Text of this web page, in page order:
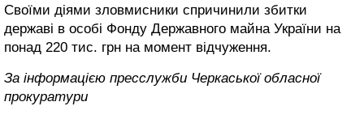
Своїми діями зловмисники спричинили збитки
державі в особі Фонду Державного майна України на
понад 220 тис. грн на момент відчуження.
За інформацією пресслужби Черкаської обласної
прокуратури